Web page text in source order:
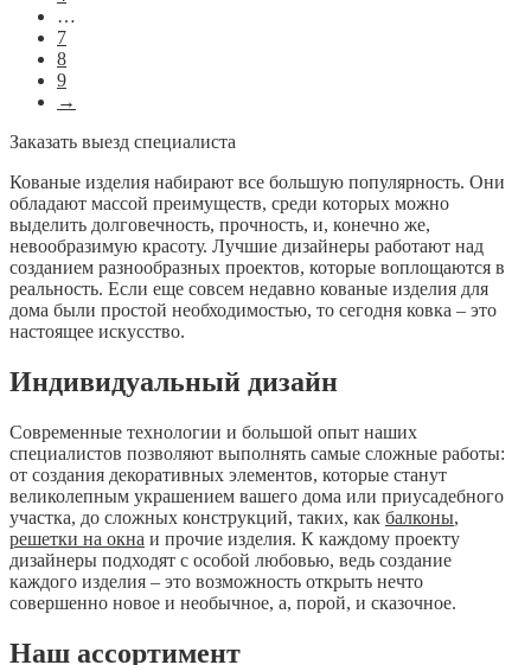
…
7
8
9
→
Заказать выезд специалиста
Кованые изделия набирают все большую популярность. Они
обладают массой преимуществ, среди которых можно
выделить долговечность, прочность, и, конечно же,
невообразимую красоту. Лучшие дизайнеры работают над
созданием разнообразных проектов, которые воплощаются в
реальность. Если еще совсем недавно кованые изделия для
дома были простой необходимостью, то сегодня ковка – это
настоящее искусство.
Индивидуальный дизайн
Современные технологии и большой опыт наших
специалистов позволяют выполнять самые сложные работы:
от создания декоративных элементов, которые станут
великолепным украшением вашего дома или приусадебного
участка, до сложных конструкций, таких, как балконы,
решетки на окна и прочие изделия. К каждому проекту
дизайнеры подходят с особой любовью, ведь создание
каждого изделия – это возможность открыть нечто
совершенно новое и необычное, а, порой, и сказочное.
Наш ассортимент